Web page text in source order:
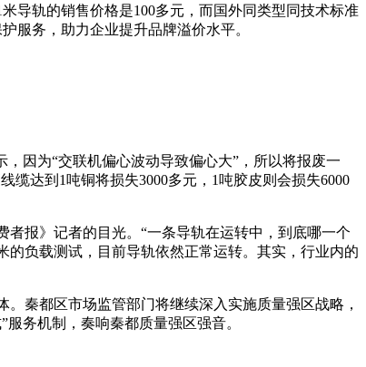
导轨的销售价格是100多元，而国外同类型同技术标准
服务，助力企业提升品牌溢价水平。
因为“交联机偏心波动导致偏心大”，所以将报废一
缆达到1吨铜将损失3000多元，1吨胶皮则会损失6000
报》记者的目光。“一条导轨在运转中，到底哪一个
负载测试，目前导轨依然正常运转。其实，行业内的
秦都区市场监管部门将继续深入实施质量强区战略，
务机制，奏响秦都质量强区强音。